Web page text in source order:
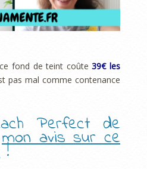
fond de teint coûte39€ les
pas mal comme contenance
Perfect de
mon avis sur ce
!